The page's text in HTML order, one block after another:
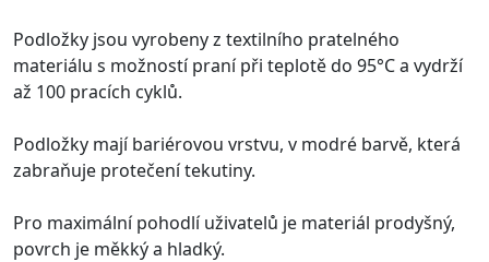
Podložky jsou vyrobeny z textilního pratelného
materiálu s možností praní při teplotě do 95°C a vydrží
až 100 pracích cyklů.
Podložky mají bariérovou vrstvu, v modré barvě, která
zabraňuje protečení tekutiny.
Pro maximální pohodlí uživatelů je materiál prodyšný,
povrch je měkký a hladký.